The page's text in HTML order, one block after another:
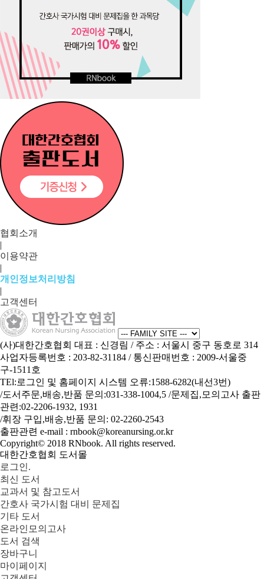
협회소개
|
이용약관
|
개인정보처리방침
|
고객센터
(사)대한간호협회 대표 : 신경림 / 주소 : 서울시 중구 동호로 314
사업자등록번호 : 203-82-31184 / 통신판매번호 : 2009-서울중
구-1511호
TEl:로그인 및 홈페이지 시스템 오류:1588-6282(내선3번)
/도서주문,배송,반품 문의:031-338-1004,5 /문제집,모의고사 출판
관련:02-2206-1932, 1931
/휘장 구입,배송,반품 문의: 02-2260-2543
출판관련 e-mail : rnbook@koreanursing.or.kr
Copyright© 2018 RNbook. All rights reserved.
대한간호협회 도서몰
로그인.
최신 도서
교과서 및 참고도서
간호사 국가시험 대비 문제집
기타 도서
온라인모의고사
도서 검색
장바구니
마이페이지